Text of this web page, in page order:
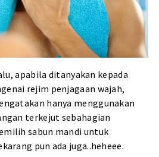
apabila ditanyakan kepada
rejim penjagaan wajah,
hanya menggunakan
terkejut sebahagian
sabun mandi untuk
pun ada juga..heheee.